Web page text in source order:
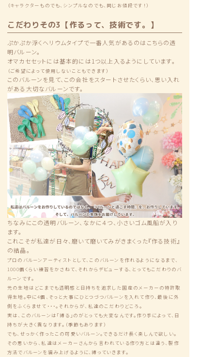
（キャラクターものでも、シンプルなのでも、同じお値段です！）
こだわりその3【作るって、技術です。】
ぷかぷか浮くヘリウムタイプで一番人気があるのはこちらの透
明バルーン。
オマカセセットには基本的には1つ以上入るようにしています。
（ご希望によって使用しないこともできます）
このバルーンを見て、この会社をスタートさせたくらい、思い入れ
がある大切なバルーンです。
ちなみにこの透明バルーン、なかに４つ、小さいゴム風船が入り
ます。
これこそが私達が日々、磨いて磨いてみがきまくった『作る技術』
の結晶。
プロのバルーンアーティストとして、このバルーンを作れるようになるまで、
1000個くらい練習をかさねて、それからデビューする、とってもこだわりのバ
ルーンです。
元の生地はどこまでも透明感と日持ちを追求した国産のメーカーの特許取
得生地。中に4個、そっと大事にひとつづつバルーンを入れて作り、最後に外
側をふくらませて・・・。それからが、私達のこだわりどころ。
実は、このバルーンは「縛る」のがとっても大変なんです。作り手によって、日
持ちが大きく異なります。（季節もあります）
でも、せっかく作ったこの可愛いバルーン。できるだけ長く楽しんで欲しい。
その思いから、私達はメーカーさんから言われている作り方とは違う、製作
方法でバルーンを編み上げるように、縛っていきます。